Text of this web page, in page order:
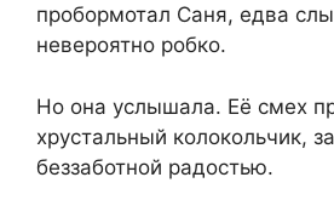
пробормотал Саня, едва
невероятно робко.
Но она услышала. Её смех
хрустальный колокольчик,
беззаботной радостью.